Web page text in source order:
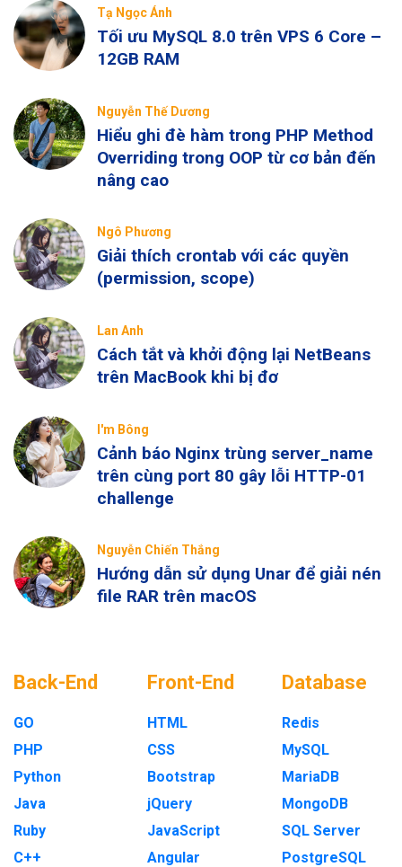
Tạ Ngọc Ánh
Tối ưu MySQL 8.0 trên VPS 6 Core –
12GB RAM
Nguyễn Thế Dương
Hiểu ghi đè hàm trong PHP Method
Overriding trong OOP từ cơ bản đến
nâng cao
Ngô Phương
Giải thích crontab với các quyền
(permission, scope)
Lan Anh
Cách tắt và khởi động lại NetBeans
trên MacBook khi bị đơ
I'm Bông
Cảnh báo Nginx trùng server_name
trên cùng port 80 gây lỗi HTTP-01
challenge
Nguyễn Chiến Thắng
Hướng dẫn sử dụng Unar để giải nén
file RAR trên macOS
Back-End
GO
PHP
Python
Java
Ruby
C++
Front-End
HTML
CSS
Bootstrap
jQuery
JavaScript
Angular
Database
Redis
MySQL
MariaDB
MongoDB
SQL Server
PostgreSQL